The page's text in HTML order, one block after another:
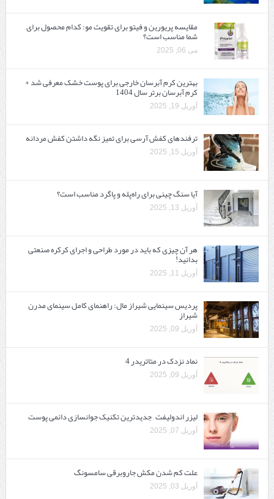
مقایسه پریورین و فیتو برای تقویت مو: کدام محصول برای
شما مناسب است؟
می 06, 2025
بهترین کرم آبرسان خارجی برای پوست خشک معرفی شد +
کرم آبرسان برتر سال 1404
آوریل 19, 2025
ترفندهای کفش آرسی برای تمیز نگه داشتن کفش مردانه
آوریل 15, 2025
آیا سنگ چینی برای راه‌پله و پاگرد مناسب است؟
آوریل 13, 2025
هر آن چیزی که باید در مورد طراحی و اجرای کرکره صنعتی
بدانید!
آوریل 11, 2025
پردیس سینمایی شیراز مال: راهنمای کامل سینمای مدرن
شیراز
آوریل 09, 2025
نماد نزدک در متاتریدر 4
آوریل 09, 2025
لیزر اندولیفت – جدیدترین تکنیک جوانسازی دائمی پوست
آوریل 07, 2025
علت کم شدن مکش جاروبرقی سامسونگ
آوریل 03, 2025